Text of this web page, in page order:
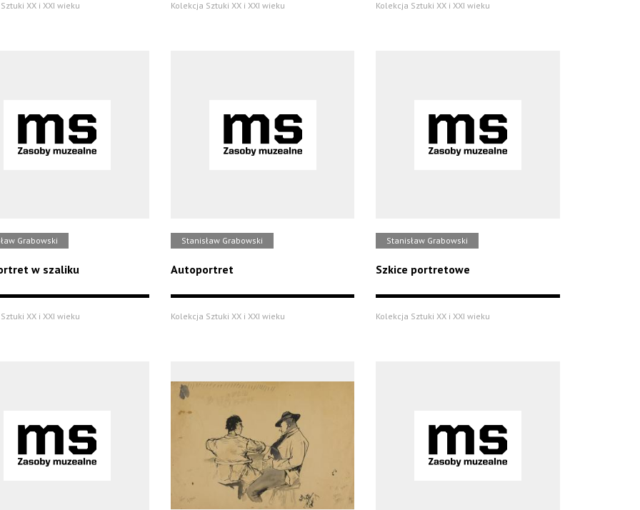
XX i XXI wieku Kolekcja Sztuki XX i XXI wieku Kolekcja Sztuki XX i XXI wieku
Grabowski
w szaliku
XX i XXI wieku
Stanisław Grabowski
Autoportret
Kolekcja Sztuki XX i XXI wieku
Stanisław Grabowski
Szkice portretowe
Kolekcja Sztuki XX i XXI wieku